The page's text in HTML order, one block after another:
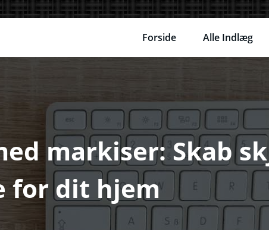
Forside Alle Indlæg
markiser: Skab
for dit hjem